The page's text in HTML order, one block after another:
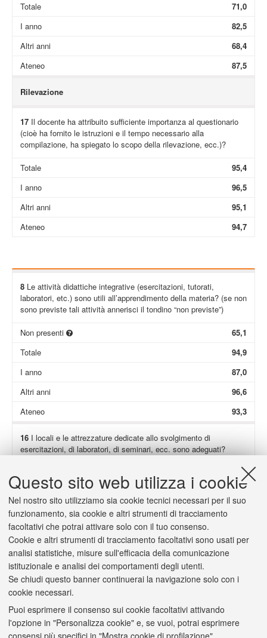
Questo sito web utilizza i cookie
Nel nostro sito utilizziamo sia cookie tecnici necessari per il suo
funzionamento, sia cookie e altri strumenti di tracciamento
facoltativi che potrai attivare solo con il tuo consenso.
Cookie e altri strumenti di tracciamento facoltativi sono usati per
analisi statistiche, misure sull'efficacia della comunicazione
istituzionale e analisi dei comportamenti degli utenti.
Se chiudi questo banner continuerai la navigazione solo con i
cookie necessari.
Puoi esprimere il consenso sui cookie facoltativi attivando
l'opzione in "Personalizza cookie" e, se vuoi, potrai esprimere
consensi più specifici in "Mostra cookie di profilazione".
Totale
71,0
I anno
82,5
Altri anni
68,4
Ateneo
87,5
Rilevazione
17Il docente ha attribuito sufficiente importanza al questionario
(cioè ha fornito le istruzioni e il tempo necessario alla
compilazione, ha spiegato lo scopo della rilevazione, ecc.)?
Totale
95,4
I anno
96,5
Altri anni
95,1
Ateneo
94,7
8Le attività didattiche integrative (esercitazioni, tutorati,
laboratori, etc.) sono utili all’apprendimento della materia? (se non
sono previste tali attività annerisci il tondino “non previste”)
Non presenti
65,1
Totale
94,9
I anno
87,0
Altri anni
96,6
Ateneo
93,3
16I locali e le attrezzature dedicate allo svolgimento di
esercitazioni, di laboratori, di seminari, ecc. sono adeguati?
75,5
Totale
98,0
I anno
Altri anni
Ateneo
2/a(Solo se hai risposto "decisamente no" o "più no che sì") Il
carico di studio è scarso o eccessivo?